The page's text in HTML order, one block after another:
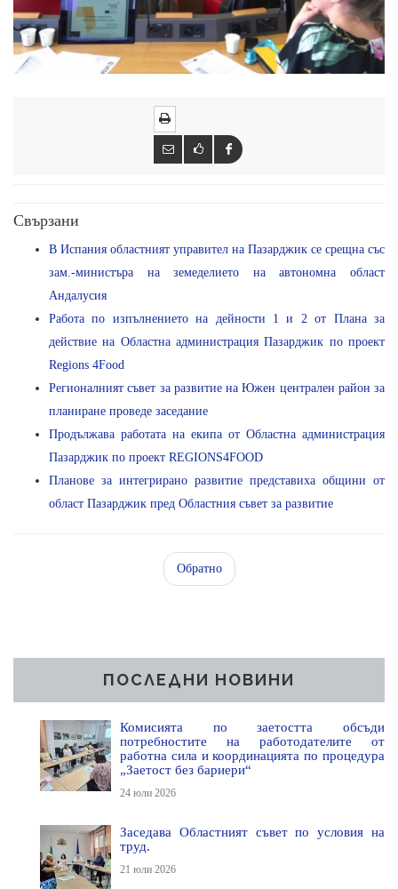
Свързани
В Испания областният управител на Пазарджик се срещна със
зам.-министъра на земеделието на автономна област
Андалусия
Работа по изпълнението на дейности 1 и 2 от Плана за
действие на Областна администрация Пазарджик по проект
Regions 4Food
Регионалният съвет за развитие на Южен централен район за
планиране проведе заседание
Продължава работата на екипа от Областна администрация
Пазарджик по проект REGIONS4FOOD
Планове за интегрирано развитие представиха общини от
област Пазарджик пред Областния съвет за развитие
Обратно
ПОСЛЕДНИ НОВИНИ
Комисията по заетостта обсъди
потребностите на работодателите от
работна сила и координацията по процедура
„Заетост без бариери“
24 юли 2026
Заседава Областният съвет по условия на
труд.
21 юли 2026